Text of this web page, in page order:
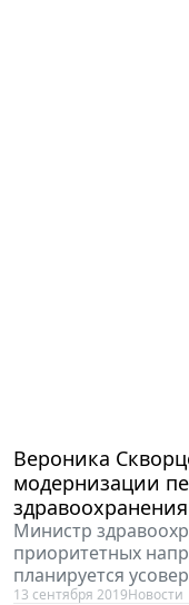
Вероника
модернизации
здравоохранения
Министр
приоритетных
планируется
13 сентября 2019Новости